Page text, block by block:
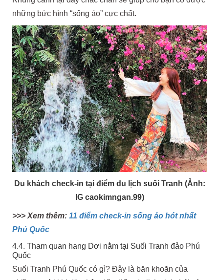
những bức hình “sống ảo” cực chất.
Du khách check-in tại điểm du lịch suối Tranh (Ảnh:
IG caokimngan.99)
>>> Xem thêm:11 điểm check-in sống ảo hót nhất
Phú Quốc
4.4. Tham quan hang Dơi nằm tại Suối Tranh đảo Phú
Quốc
Suối Tranh Phú Quốc có gì? Đây là băn khoăn của